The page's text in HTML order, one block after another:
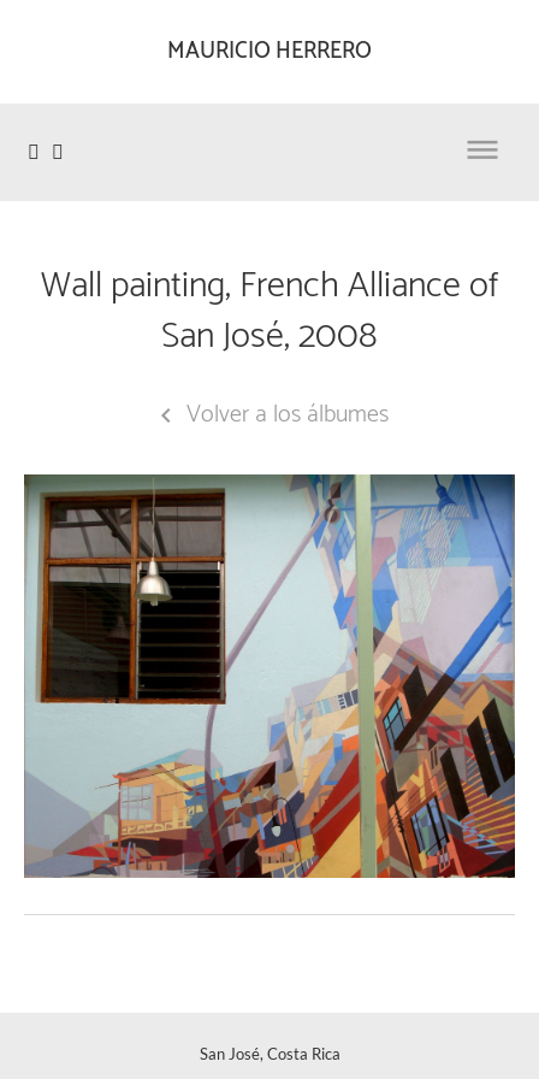
MAURICIO HERRERO

Wall painting, French Alliance of
San José, 2008
 Volver a los álbumes
San José, Costa Rica